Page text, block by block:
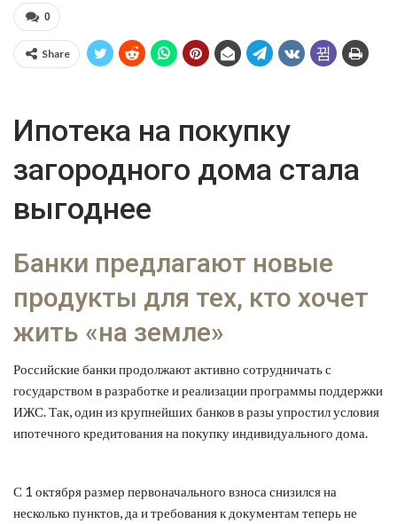
0
Share
Ипотека на покупку
загородного дома стала
выгоднее
Банки предлагают новые
продукты для тех, кто хочет
жить «на земле»
Российские банки продолжают активно сотрудничать с
государством в разработке и реализации программы поддержки
ИЖС. Так, один из крупнейших банков в разы упростил условия
ипотечного кредитования на покупку индивидуального дома.
С 1 октября размер первоначального взноса снизился на
несколько пунктов, да и требования к документам теперь не